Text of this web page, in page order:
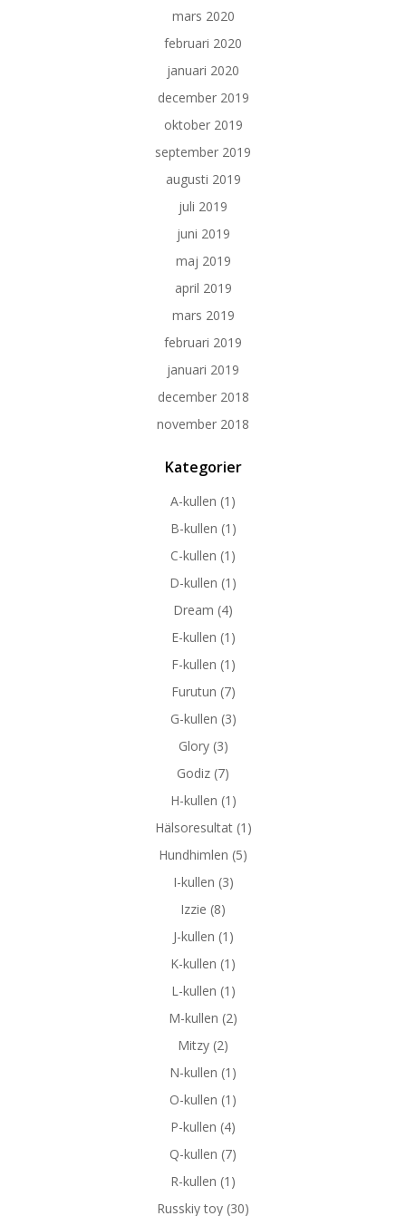
mars 2020
februari 2020
januari 2020
december 2019
oktober 2019
september 2019
augusti 2019
juli 2019
juni 2019
maj 2019
april 2019
mars 2019
februari 2019
januari 2019
december 2018
november 2018
Kategorier
A-kullen (1)
B-kullen (1)
C-kullen (1)
D-kullen (1)
Dream (4)
E-kullen (1)
F-kullen (1)
Furutun (7)
G-kullen (3)
Glory(3)
Godiz (7)
H-kullen (1)
Hälsoresultat(1)
Hundhimlen (5)
I-kullen (3)
Izzie (8)
J-kullen (1)
K-kullen (1)
L-kullen (1)
M-kullen (2)
Mitzy (2)
N-kullen (1)
O-kullen (1)
P-kullen (4)
Q-kullen (7)
R-kullen (1)
Russkiy toy (30)